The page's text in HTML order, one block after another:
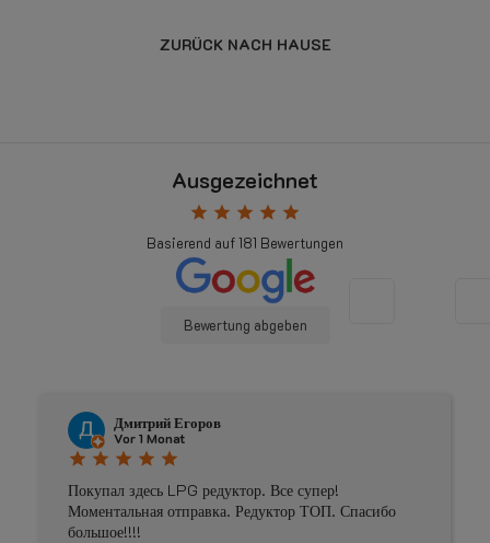
ZURÜCK NACH HAUSE
Ausgezeichnet
star star star star star
Basierend auf181 Bewertungen
Bewertung abgeben
Дмитрий Егоров
Vor 1 Monat
star star star star star
Покупал здесь LPG редуктор. Все супер!
Моментальная отправка. Редуктор ТОП. Спасибо
большое!!!!